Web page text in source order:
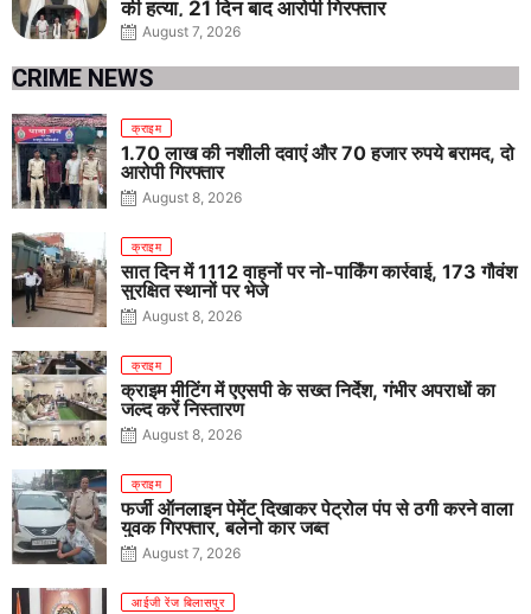
की हत्या, 21 दिन बाद आरोपी गिरफ्तार
August 7, 2026
CRIME NEWS
क्राइम
1.70 लाख की नशीली दवाएं और 70 हजार रुपये बरामद, दो
आरोपी गिरफ्तार
August 8, 2026
क्राइम
सात दिन में 1112 वाहनों पर नो-पार्किंग कार्रवाई, 173 गौवंश
सुरक्षित स्थानों पर भेजे
August 8, 2026
क्राइम
क्राइम मीटिंग में एएसपी के सख्त निर्देश, गंभीर अपराधों का
जल्द करें निस्तारण
August 8, 2026
क्राइम
फर्जी ऑनलाइन पेमेंट दिखाकर पेट्रोल पंप से ठगी करने वाला
युवक गिरफ्तार, बलेनो कार जब्त
August 7, 2026
आईजी रेंज बिलासपुर